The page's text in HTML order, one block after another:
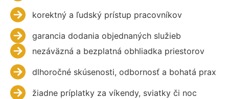
korektný a ľudský prístup pracovníkov
garancia dodania objednaných služieb
nezáväzná a bezplatná obhliadka priestorov
dlhoročné skúsenosti, odbornosť a bohatá prax
žiadne príplatky za víkendy, sviatky či noc